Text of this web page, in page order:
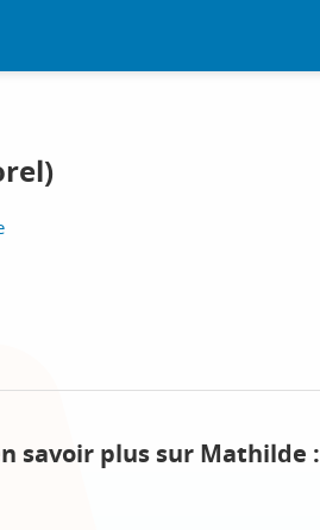
savoir plus sur Mathilde :